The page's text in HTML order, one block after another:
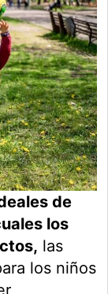
de
los
las
los niños